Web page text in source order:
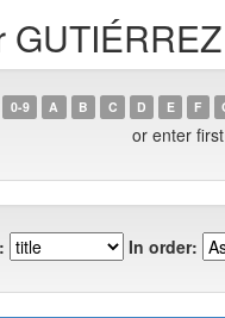
0-9 A B C D E F
or enter
In order: